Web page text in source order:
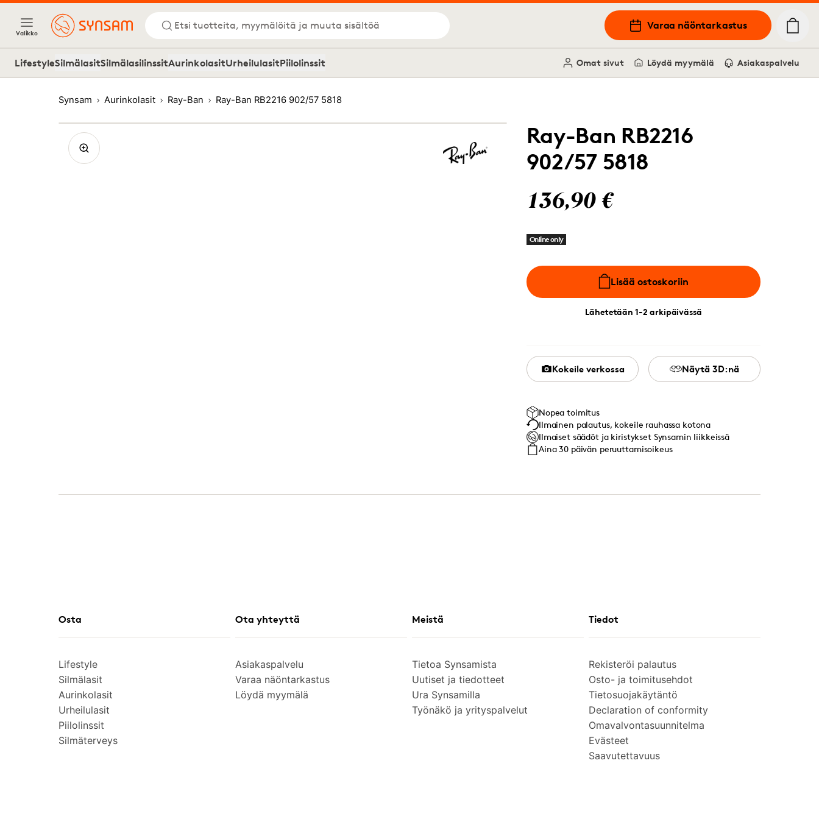
Valikko
Etsi tuotteita, myymälöitä ja muuta sisältöä Varaa näöntarkastus
LifestyleSilmälasitSilmälasilinssitAurinkolasitUrheilulasitPiilolinssit Omat sivut Löydä myymälä Asiakaspalvelu
Synsam Aurinkolasit Ray-Ban Ray-Ban RB2216 902/57 5818
Ray-Ban RB2216
902/57 5818
136,90 €
Online only
Lisää ostoskoriin
Lähetetään 1-2 arkipäivässä
Kokeile verkossa Näytä 3D:nä
Nopea toimitus
Ilmainen palautus, kokeile rauhassa kotona
Ilmaiset säädöt ja kiristykset Synsamin liikkeissä
Aina 30 päivän peruuttamisoikeus
Osta
Lifestyle
Silmälasit
Aurinkolasit
Urheilulasit
Piilolinssit
Silmäterveys
Ota yhteyttä
Asiakaspalvelu
Varaa näöntarkastus
Löydä myymälä
Meistä
Tietoa Synsamista
Uutiset ja tiedotteet
Ura Synsamilla
Työnäkö ja yrityspalvelut
Tiedot
Rekisteröi palautus
Osto- ja toimitusehdot
Tietosuojakäytäntö
Declaration of conformity
Omavalvontasuunnitelma
Evästeet
Saavutettavuus